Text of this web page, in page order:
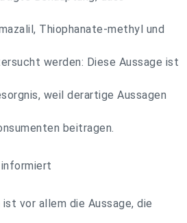
Thiophanate-methyl und
werden: Diese Aussage ist
weil derartige Aussagen
beitragen.
vor allem die Aussage, die